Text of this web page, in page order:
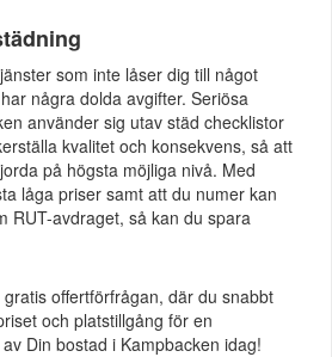
som inte låser dig till något
några dolda avgifter. Seriösa
använder sig utav städ checklistor
kvalitet och konsekvens, så att
på högsta möjliga nivå. Med
låga priser samt att du numer kan
RUT-avdraget, så kan du spara
offertförfrågan, där du snabbt
och platstillgång för en
Din bostad i Kampbacken idag!